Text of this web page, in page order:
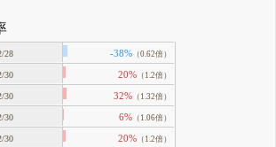
28 -38% （0.62倍）
30 20% （1.2倍）
30 32% （1.32倍）
30 6% （1.06倍）
30 20% （1.2倍）